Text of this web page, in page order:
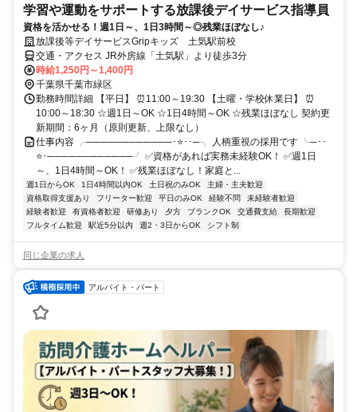
学習や運動をサポートする放課後デイサービス指導員
資格を活かせる！週1日～、1日3時間～◎残業ほぼなし♪
放課後等デイサービスGripキッズ 土気駅前校
交通・アクセス JR外房線「土気駅」より徒歩3分
時給1,250円～1,400円
千葉県千葉市緑区
勤務時間詳細 【平日】 ⏰11:00～19:30 【土曜・学校休業日】 ⏰
10:00～18:30 ☆週1日～OK ☆1日4時間～OK ☆残業ほぼなし 契約更
新期間：6ヶ月（原則更新、上限なし）
仕事内容 ╭────────────･⭐･･─╮ 人柄重視の採用です ╰─･･
⭐･────────────╯ ✅資格があれば実務未経験OK！ ✅週1日
～、1日4時間～OK！ ✅残業ほぼなし！家庭と...
週1日からOK 1日4時間以内OK 土日祝のみOK
主婦・主夫歓迎
資格取得支援あり
フリーター歓迎 平日のみOK 経験不問
未経験者歓迎
経験者歓迎
有資格者歓迎 研修あり 夕方 ブランクOK 交通費支給
長期歓迎
フルタイム歓迎
駅近5分以内 週2・3日からOK シフト制
同じ企業の求人
アルバイト・パート